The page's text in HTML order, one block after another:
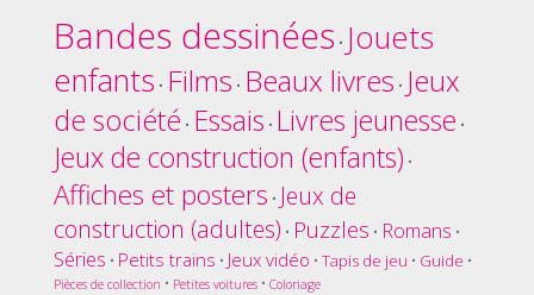
Bandes dessinées• Jouets
enfants • Films • Beaux livres • Jeux
de société • Essais • Livres jeunesse •
Jeux de construction (enfants) •
Affiches et posters • Jeux de
construction (adultes) • Puzzles • Romans •
Séries • Petits trains • Jeux vidéo • Tapis de jeu • Guide •
Pièces de collection • Petites voitures• Coloriage